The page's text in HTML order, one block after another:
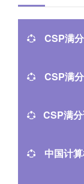
CSP满
CSP满
CSP满
中国计